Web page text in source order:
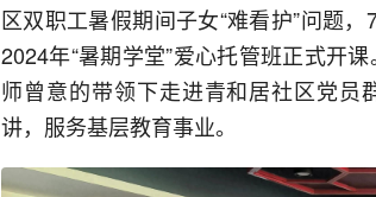
区双职工暑假期间子女“难看护”问题
2024年“暑期学堂”爱心托管班正式开
师曾意的带领下走进青和居社区党员
讲，服务基层教育事业。